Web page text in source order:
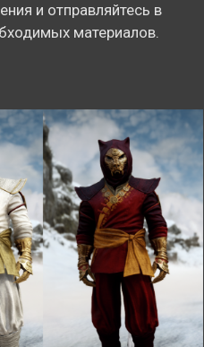
и отправляйтесь в
материалов.